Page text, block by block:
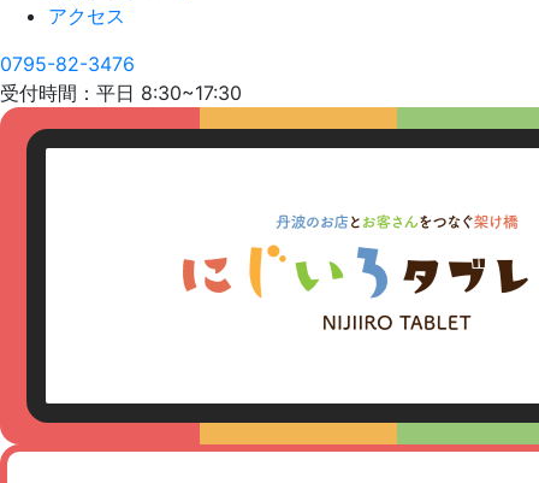
アクセス
0795-82-3476
受付時間：平日 8:30~17:30